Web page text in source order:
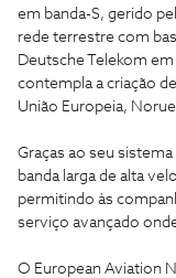
em banda-S, gerido
rede terrestre com
Deutsche Telekom
contempla a criação
União Europeia,
Graças ao seu
banda larga de alta
permitindo às
serviço avançado
O European Aviation